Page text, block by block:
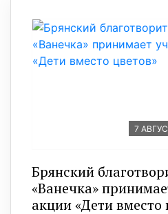
7
Брянский
«Ванечка»
акции «Дети вместо